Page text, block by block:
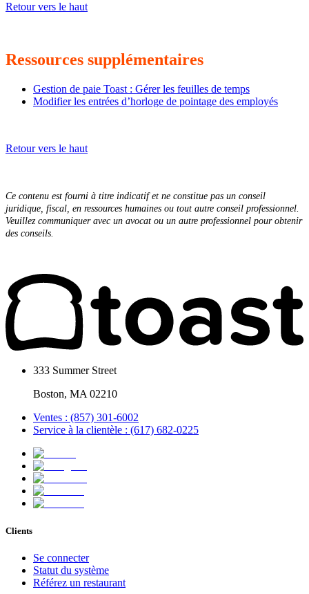
Retour vers le haut
Ressources supplémentaires
Gestion de paie Toast : Gérer les feuilles de temps
Modifier les entrées d’horloge de pointage des employés
Retour vers le haut
Ce contenu est fourni à titre indicatif et ne constitue pas un conseil
juridique, fiscal, en ressources humaines ou tout autre conseil professionnel.
Veuillez communiquer avec un avocat ou un autre professionnel pour obtenir
des conseils.
333 Summer Street
Boston, MA 02210
Ventes : (857) 301-6002
Service à la clientèle : (617) 682-0225
Clients
Se connecter
Statut du système
Référez un restaurant